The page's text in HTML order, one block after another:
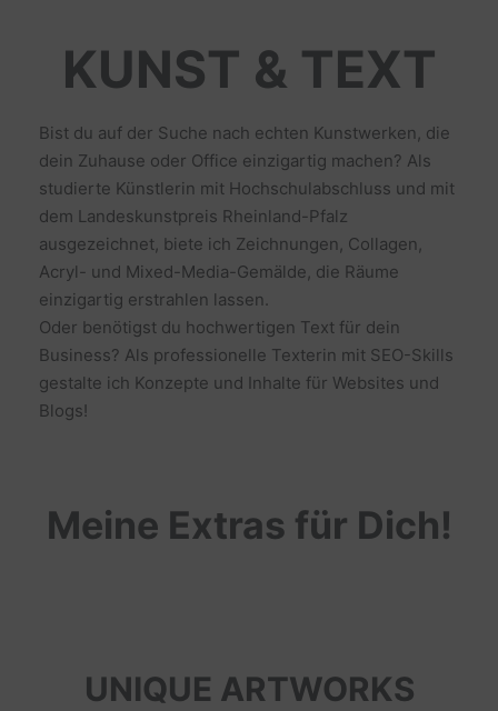
KUNST & TEXT
Bist du auf der Suche nach echten Kunstwerken, die
dein Zuhause oder Office einzigartig machen? Als
studierte Künstlerin mit Hochschulabschluss und mit
dem Landeskunstpreis Rheinland-Pfalz
ausgezeichnet, biete ich Zeichnungen, Collagen,
Acryl- und Mixed-Media-Gemälde, die Räume
einzigartig erstrahlen lassen.
Oder benötigst du hochwertigen Text für dein
Business? Als professionelle Texterin mit SEO-Skills
gestalte ich Konzepte und Inhalte für Websites und
Blogs!
Meine Extras für Dich!
UNIQUE ARTWORKS